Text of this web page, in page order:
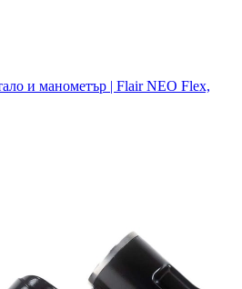
и манометър | Flair NEO Flex,